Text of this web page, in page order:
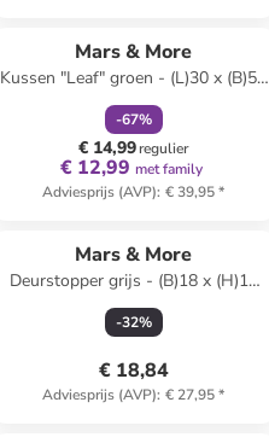
Mars & More
Kussen "Leaf" groen - (L)30 x (B)50
cm
-67%
€ 14,99regulier
€ 12,99 met family
Adviesprijs (AVP): € 39,95*
Mars & More
Deurstopper grijs - (B)18 x (H)18
cm
-32%
€ 18,84
Adviesprijs (AVP): € 27,95*